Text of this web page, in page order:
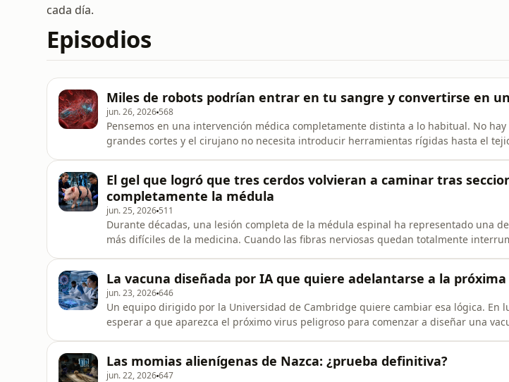
cada día.
Episodios
Miles de robots podrían entrar en tu sangre y convertirse en
jun. 26, 2026 568
Pensemos en una intervención médica completamente distinta a lo habitual. No
grandes cortes y el cirujano no necesita introducir herramientas rígidas hasta el
convencional.A
El gel que logró que tres cerdos volvieran a caminar tras
completamente la médula
jun. 25, 2026 511
Durante décadas, una lesión completa de la médula espinal ha representado una
más difíciles de la medicina. Cuando las fibras nerviosas quedan totalmente
una herida que el s
La vacuna diseñada por IA que quiere adelantarse a la
jun. 23, 2026646
Un equipo dirigido por la Universidad de Cambridge quiere cambiar esa lógica. En
esperar a que aparezca el próximo virus peligroso para comenzar a diseñar una
biología computacional.El resul
Las momias alienígenas de Nazca: ¿prueba definitiva?
jun. 22, 2026647